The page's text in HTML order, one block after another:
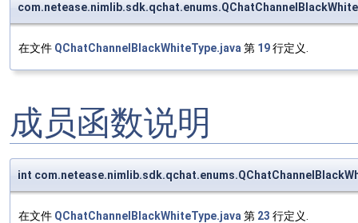
在文件 QChatChannelBlackWhiteType.java第 19行定义.
成员函数说明
int
在文件 QChatChannelBlackWhiteType.java 第 23 行定义.